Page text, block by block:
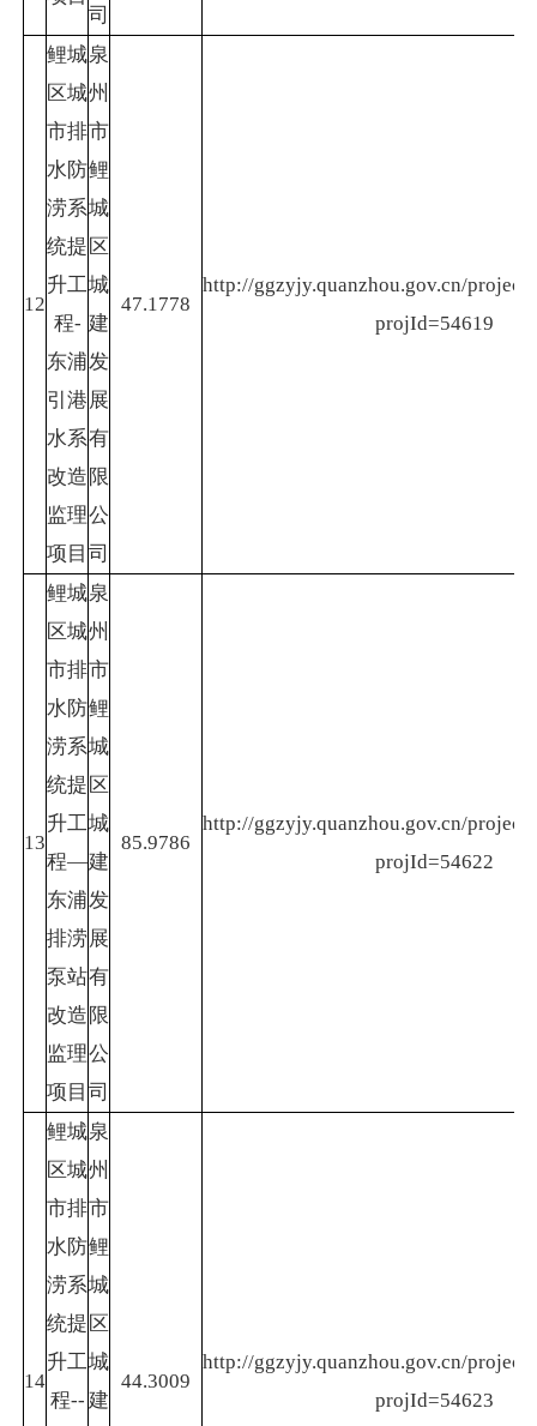
司
12
鲤城
区城
市排
水防
涝系
统提
升工
程-
东浦
引港
水系
改造
监理
项目
泉
州
市
鲤
城
区
城
建
发
展
有
限
公
司
47.1778
http://ggzyjy.quanzhou.gov.cn/
projId=54619
13
鲤城
区城
市排
水防
涝系
统提
升工
程—
东浦
排涝
泵站
改造
监理
项目
泉
州
市
鲤
城
区
城
建
发
展
有
限
公
司
85.9786
http://ggzyjy.quanzhou.gov.cn/
projId=54622
14
鲤城
区城
市排
水防
涝系
统提
升工
程--
泉
州
市
鲤
城
区
城
建
44.3009
http://ggzyjy.quanzhou.gov.cn/
projId=54623